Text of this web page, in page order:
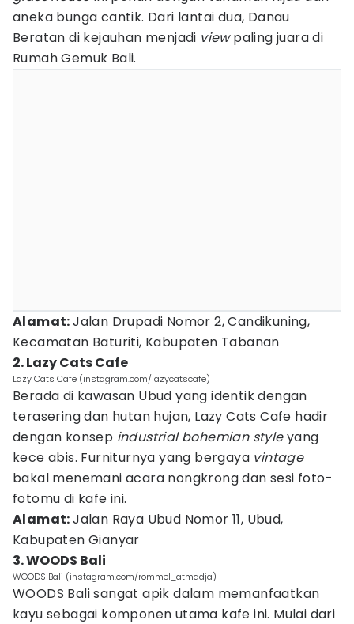
aneka bunga cantik. Dari lantai dua, Danau
Beratan di kejauhan menjadi viewpaling juara di
Rumah Gemuk Bali.
Alamat:Jalan Drupadi Nomor 2, Candikuning,
Kecamatan Baturiti, Kabupaten Tabanan
2. Lazy Cats Cafe
Lazy Cats Cafe (instagram.com/lazycatscafe)
Berada di kawasan Ubud yang identik dengan
terasering dan hutan hujan, Lazy Cats Cafe hadir
dengan konsep industrial bohemian styleyang
kece abis. Furniturnya yang bergaya vintage
bakal menemani acara nongkrong dan sesi foto-
fotomu di kafe ini.
Alamat:Jalan Raya Ubud Nomor 11, Ubud,
Kabupaten Gianyar
3. WOODS Bali
WOODS Bali (instagram.com/rommel_atmadja)
WOODS Bali sangat apik dalam memanfaatkan
kayu sebagai komponen utama kafe ini. Mulai dari